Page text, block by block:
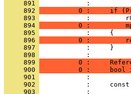
     891
     892
0 :     if
     893
     894
0 :
     895
     896
0 :
     897
     898
     899
0 :
     900
0 :     bool
     901
     902
     903